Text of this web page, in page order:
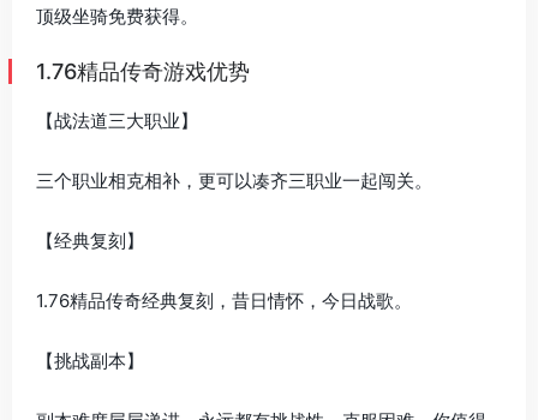
顶级坐骑免费获得。
1.76精品传奇游戏优势
【战法道三大职业】
三个职业相克相补，更可以凑齐三职业一起闯关。
【经典复刻】
1.76精品传奇经典复刻，昔日情怀，今日战歌。
【挑战副本】